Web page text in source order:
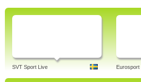
SVT Sport Live Eurosport